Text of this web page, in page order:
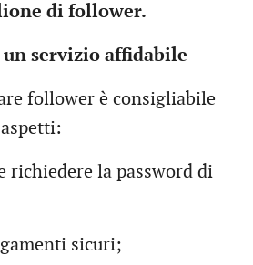
di follower.
un servizio affidabile
follower è consigliabile
richiedere la password di
sicuri;